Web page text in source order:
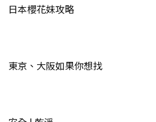
日本櫻花妹攻略
東京、大阪如果你想找